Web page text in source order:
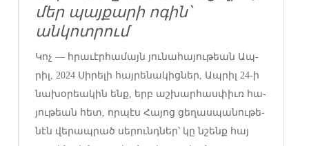
մեր պայքարի ոգին՝
անկոտրում
­Կոչ — հրա­ւէրհա­մայն յու­նա­հա­յու­թեան Ապ­
րիլ, 2024 ­Սի­րե­լի հայ­րե­նա­կից­ներ, Ապ­րիլ 24-ի
նա­խօ­րեա­կին ենք, երբ աշ­խար­հասփիւռ հա­
յու­թեան հետ, որ­պէս ­Հա­յոց ցե­ղասպա­նու­թե­
նէն վե­րապ­րած սե­րունդ­ներ՝ կը նշենք հայ